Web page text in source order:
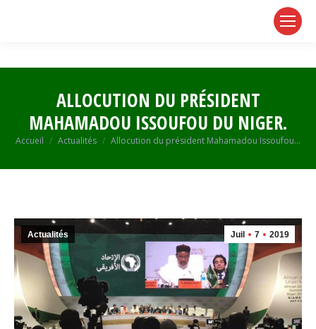
ALLOCUTION DU PRÉSIDENT
MAHAMADOU ISSOUFOU DU NIGER.
Vous êtes ici :
Accueil Actualités Allocution du président Mahamadou Issoufou…
Juil 7 2019
Actualités